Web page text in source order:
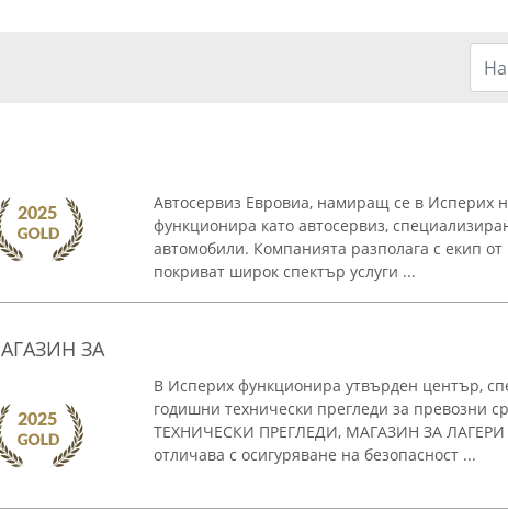
Автосервиз Евровиа, намиращ се в Исперих
функционира като автосервиз,
автомобили. Компанията разполага с екип
покриват широк спектър услуги ...
ЗА
В Исперих функционира утвърден център,
годишни технически прегледи за превозни
ТЕХНИЧЕСКИ ПРЕГЛЕДИ, МАГАЗИН ЗА ЛАГЕРИ
отличава с осигуряване на безопасност ...